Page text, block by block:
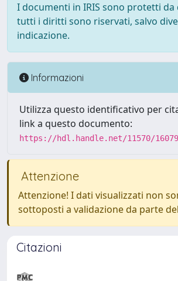
I documenti in IRIS sono protetti
tutti i diritti sono riservati, salvo
indicazione.
Informazioni
Utilizza questo identificativo per
link a questo documento:
https://hdl.handle.net/11570/
Attenzione
Attenzione! I dati visualizzati non
sottoposti a validazione da parte
Citazioni